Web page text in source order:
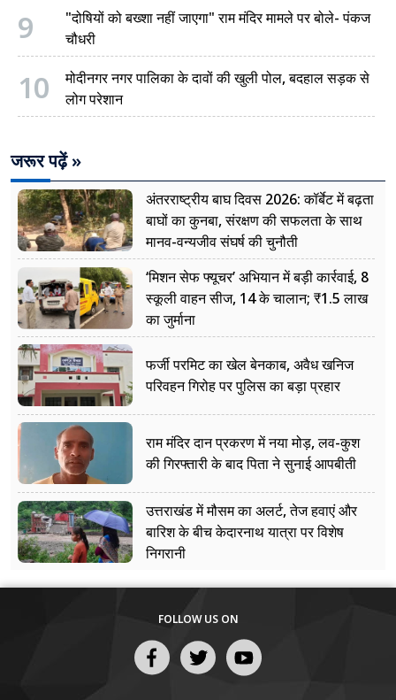
9
"दोषियों को बख्शा नहीं जाएगा" राम मंदिर मामले पर बोले- पंकज
चौधरी
10
मोदीनगर नगर पालिका के दावों की खुली पोल, बदहाल सड़क से
लोग परेशान
जरूर पढ़ें »
अंतरराष्ट्रीय बाघ दिवस 2026: कॉर्बेट में बढ़ता
बाघों का कुनबा, संरक्षण की सफलता के साथ
मानव-वन्यजीव संघर्ष की चुनौती
‘मिशन सेफ फ्यूचर’ अभियान में बड़ी कार्रवाई, 8
स्कूली वाहन सीज, 14 के चालान; ₹1.5 लाख
का जुर्माना
फर्जी परमिट का खेल बेनकाब, अवैध खनिज
परिवहन गिरोह पर पुलिस का बड़ा प्रहार
राम मंदिर दान प्रकरण में नया मोड़, लव-कुश
की गिरफ्तारी के बाद पिता ने सुनाई आपबीती
उत्तराखंड में मौसम का अलर्ट, तेज हवाएं और
बारिश के बीच केदारनाथ यात्रा पर विशेष
निगरानी
FOLLOW US ON